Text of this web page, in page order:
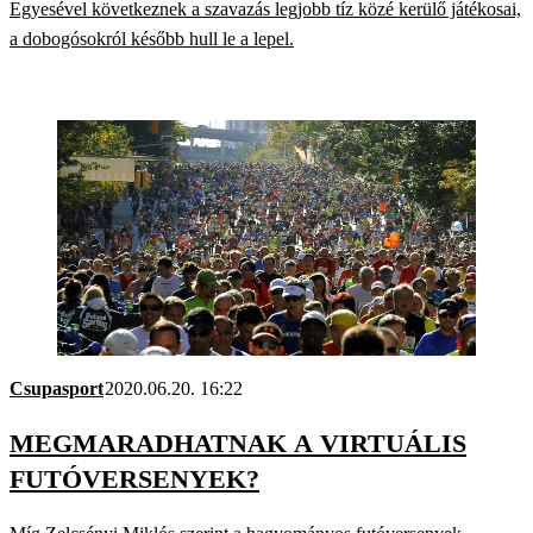
Egyesével következnek a szavazás legjobb tíz közé kerülő játékosai,
a dobogósokról később hull le a lepel.
Csupasport2020.06.20. 16:22
MEGMARADHATNAK A VIRTUÁLIS
FUTÓVERSENYEK?